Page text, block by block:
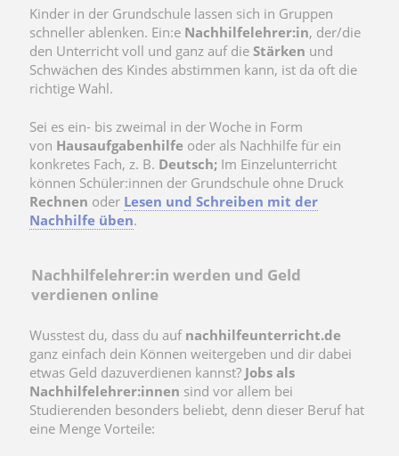
Kinder in der Grundschule lassen sich in Gruppen
schneller ablenken. Ein:e Nachhilfelehrer:in, der/die
den Unterricht voll und ganz auf die Stärken und
Schwächen des Kindes abstimmen kann, ist da oft die
richtige Wahl.
Sei es ein- bis zweimal in der Woche in Form
von Hausaufgabenhilfe oder als Nachhilfe für ein
konkretes Fach, z. B. Deutsch; Im Einzelunterricht
können Schüler:innen der Grundschule ohne Druck
Rechnen oder Lesen und Schreiben mit der
Nachhilfe üben.
Nachhilfelehrer:in werden und Geld
verdienen online
Wusstest du, dass du auf nachhilfeunterricht.de
ganz einfach dein Können weitergeben und dir dabei
etwas Geld dazuverdienen kannst? Jobs als
Nachhilfelehrer:innen sind vor allem bei
Studierenden besonders beliebt, denn dieser Beruf hat
eine Menge Vorteile: